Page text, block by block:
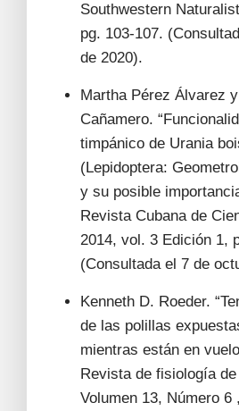
Southwestern
pg. 103-107.
de 2020).
Martha Pérez Álvarez
Cañamero.
timpánico de Urania
(Lepidoptera:
y su posible
Revista Cubana de
2014, vol. 3 Edición 1,
(Consultada el 7 de
Kenneth D. Roeder.
de las polillas
mientras están en
Revista de fisiología
Volumen 13, Número 6